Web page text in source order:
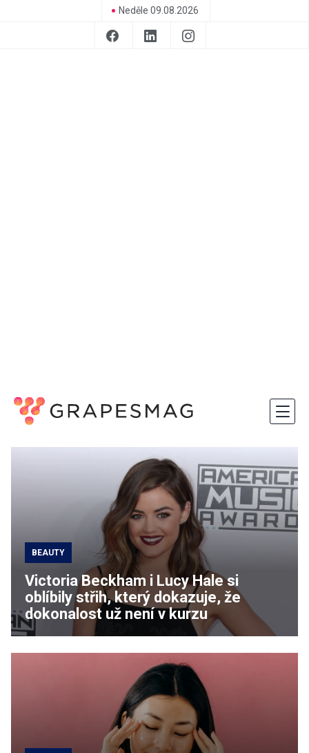
Neděle 09.08.2026
BEAUTY
Victoria Beckham i Lucy Hale si
oblíbily střih, který dokazuje, že
dokonalost už není v kurzu